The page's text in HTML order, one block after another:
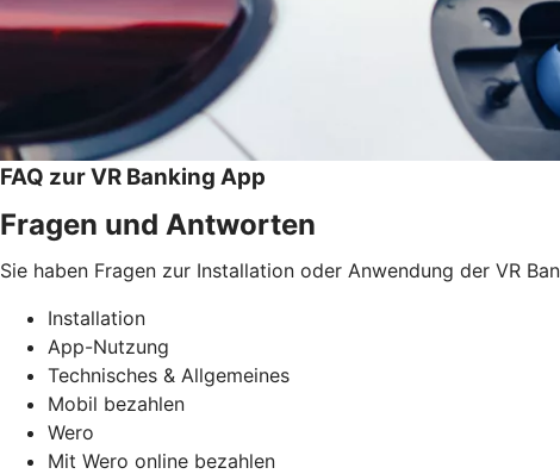
FAQ zur VR Banking App
Fragen und Antworten
Sie haben Fragen zur Installation oder Anwendung der VR
Installation
App-Nutzung
Technisches & Allgemeines
Mobil bezahlen
Wero
Mit Wero online bezahlen